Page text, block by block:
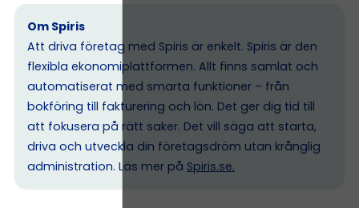
Om Spiris
Att driva företag med Spiris är enkelt. Spiris är den
flexibla ekonomiplattformen. Allt finns samlat och
automatiserat med smarta funktioner – från
bokföring till fakturering och lön. Det ger dig tid till
att fokusera på rätt saker. Det vill säga att starta,
driva och utveckla din företagsdröm utan krånglig
administration. Läs mer på Spiris.se.